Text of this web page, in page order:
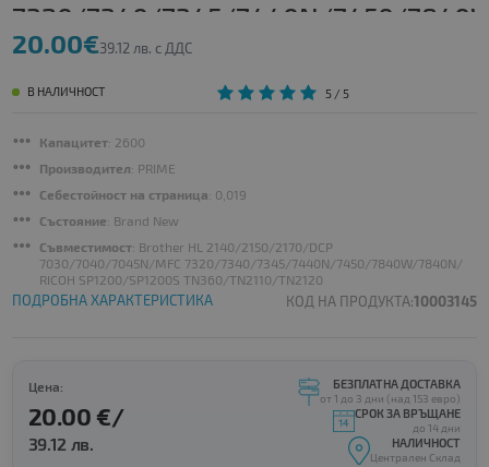
7320/7340/7345/7440N/7450/
RICOH SP1200/SP1200S -
TN360/TN2110/TN2120 - P№
36729
20.00€39.12 лв. с ДДС
В НАЛИЧНОСТ 5/ 5
Капацитет: 2600
Производител: PRIME
Себестойност на страница: 0,019
Състояние: Brand New
Съвместимост: Brother HL 2140/2150/2170/DCP
7030/7040/7045N/MFC 7320/7340/7345/7440N/7450/7840W/7840N/
RICOH SP1200/SP1200S TN360/TN2110/TN2120
ПОДРОБНА ХАРАКТЕРИСТИКА КОД НА ПРОДУКТА:10003145
Цена:
20.00 €/
39.12 лв.
БЕЗПЛАТНА ДОСТАВКА
от 1 до 3 дни (над 153 евро)
СРОК ЗА ВРЪЩАНЕ
до 14 дни
НАЛИЧНОСТ
Централен Склад